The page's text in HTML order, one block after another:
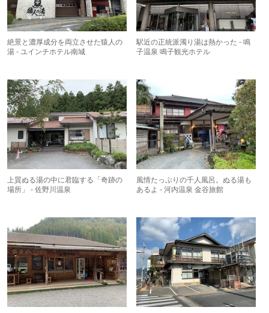
絶景と濃厚成分を両立させた猿人の
湯 - ユインチホテル南城
駅近の正統派濁り湯は熱かった - 鳴
子温泉 鳴子観光ホテル
上質ぬる湯の中に君臨する「奇跡の
場所」 - 佐野川温泉
風情たっぷりの千人風呂。ぬる湯も
あるよ - 河内温泉 金谷旅館